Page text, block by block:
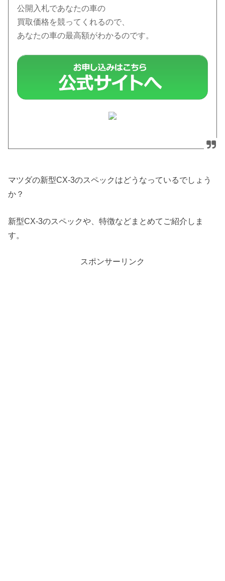
公開入札であなたの車の
買取価格を競ってくれるので、
あなたの車の最高額がわかるのです。
マツダの新型CX-3のスペックはどうなっているでしょう
か？
新型CX-3のスペックや、特徴などまとめてご紹介しま
す。
スポンサーリンク